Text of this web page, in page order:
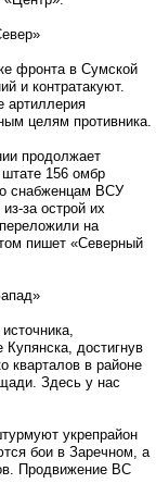
фронта в Сумской
и контратакуют.
целям противника.
продолжает
156 омбр
снабженцам ВСУ
за острой их
на
пишет «Северный
достигнув
кварталов в районе
Здесь у нас
укрепрайон
бои в Заречном, а
Продвижение ВС